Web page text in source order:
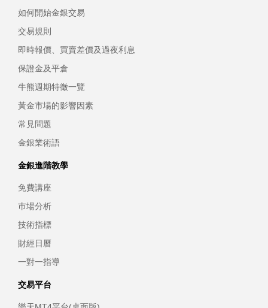
如何開始金銀交易
交易規則
即時報價、買賣差價及過夜利息
保證金及平倉
牛熊週期特徵一覽
黃金市場的影響因素
常見問題
金銀業術語
金銀進階教學
免費講座
巿場分析
技術指標
財經日曆
一對一指導
交易平台